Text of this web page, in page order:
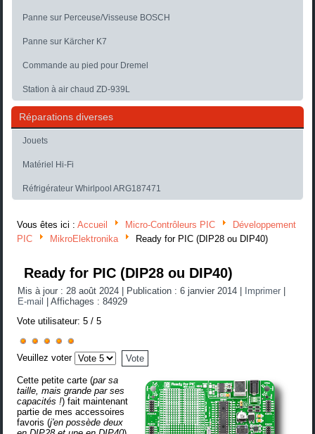
Panne sur Perceuse/Visseuse BOSCH
Panne sur Kärcher K7
Commande au pied pour Dremel
Station à air chaud ZD-939L
Réparations diverses
Jouets
Matériel Hi-Fi
Réfrigérateur Whirlpool ARG187471
Vous êtes ici :Accueil Micro-Contrôleurs PIC
Développement
PIC
MikroElektronika Ready for PIC (DIP28 ou DIP40)
Ready for PIC (DIP28 ou DIP40)
Mis à jour : 28 août 2024 Publication : 6 janvier 2014 Imprimer
E-mail
|Affichages : 84929
Vote utilisateur:5 /5
Veuillez voter
Cette petite carte (par sa
taille, mais grande par ses
capacités !) fait maintenant
partie de mes accessoires
favoris (j'en possède deux